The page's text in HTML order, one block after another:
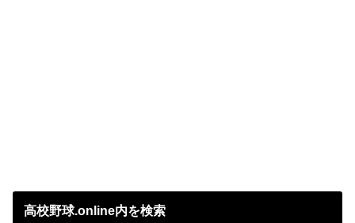
高校野球.online内を検索